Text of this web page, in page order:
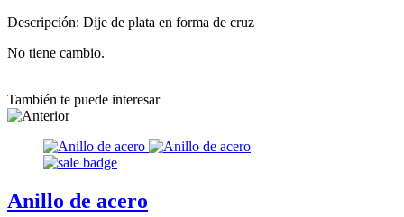
Descripción: Dije de plata en forma de cruz
No tiene cambio.
También te puede interesar
Anillo de acero